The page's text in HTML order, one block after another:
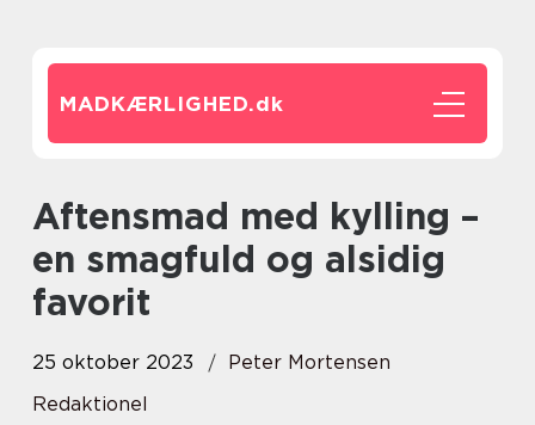
MADKÆRLIGHED.dk
Aftensmad med kylling –
en smagfuld og alsidig
favorit
25 oktober 2023
Peter Mortensen
Redaktionel